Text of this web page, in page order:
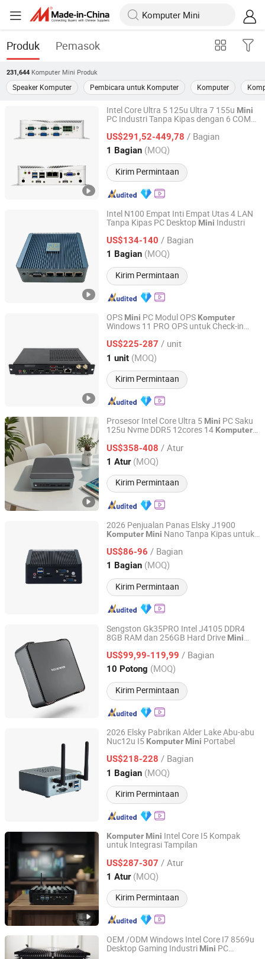
Produk Pemasok
231,644 Komputer Mini Produk
Speaker Komputer Pembicara untuk Komputer Komputer
Intel Core Ultra 5 125u Ultra 7 155u Mini
PC Industri Tanpa Kipas dengan 6 COM
US$291,52-449,78 / Bagian
1 Bagian (MOQ)
Kirim Permintaan
Dongguan Wosheng Electronic Technology Co., Ltd
Harga mulai 2026
Intel N100 Empat Inti Empat Utas 4 LAN
Tanpa Kipas PC Desktop Mini Industri
US$134-140 / Bagian
1 Bagian (MOQ)
Kirim Permintaan
Shenzhen Junfirer Technology Development Co., Ltd.
Guangdong, China Harga mulai 2013
OPS Mini PC Modul OPS Komputer
Windows 11 PRO OPS untuk Check-in
US$225-287 / unit
1 unit (MOQ)
Kirim Permintaan
Dongguan Modix Technology Co., Ltd.
Guangdong, China Harga mulai 2026
Prosesor Intel Core Ultra 5 Mini PC Saku
125u Nvme DDR5 12cores 14 Komputer
US$358-408 / Atur
1 Atur (MOQ)
Kirim Permintaan
Shenzhen Eglobal Import and Export Co., Limited
Guangdong, China Harga mulai 2024
2026 Penjualan Panas Elsky J1900
Komputer Mini Nano Tanpa Kipas untuk
US$86-96 / Bagian
1 Bagian (MOQ)
Kirim Permintaan
Shenzhen Elsky Technology Co., Ltd.
Guangdong, China Harga mulai 2022
Sengston Gk35PRO Intel J4105 DDR4
8GB RAM dan 256GB Hard Drive Mini
US$99,99-119,99 / Bagian
10 Potong (MOQ)
Kirim Permintaan
Shenzhen Creative Memory Technology Limited
Guangdong, China Harga mulai 2013
2026 Elsky Pabrikan Alder Lake Abu-abu
Nuc12u I5 Komputer Mini Portabel
US$218-228 / Bagian
1 Bagian (MOQ)
Kirim Permintaan
Shenzhen Elsky Technology Co., Ltd.
Guangdong, China Harga mulai 2022
Komputer Mini Intel Core I5 Kompak
untuk Integrasi Tampilan
US$287-307 / Atur
1 Atur (MOQ)
Kirim Permintaan
Shenzhen Eglobal Import and Export Co., Limited
Guangdong, China Harga mulai 2024
OEM /ODM Windows Intel Core I7 8569u
Desktop Gaming Industri Mini PC
Shenzhen Junfirer Technology Development Co., Ltd.